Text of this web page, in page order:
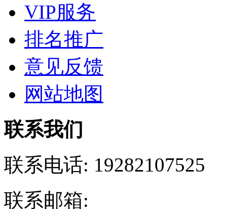
VIP服务
排名推广
意见反馈
网站地图
联系我们
联系电话: 19282107525
联系邮箱: